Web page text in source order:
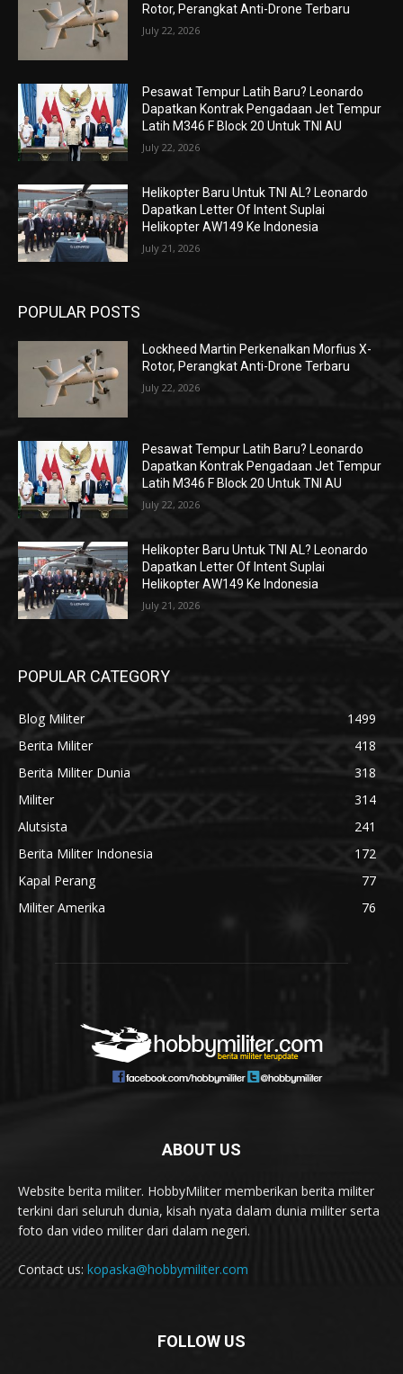
Rotor, Perangkat Anti-Drone Terbaru
July 22, 2026
Pesawat Tempur Latih Baru? Leonardo
Dapatkan Kontrak Pengadaan Jet Tempur
Latih M346 F Block 20 Untuk TNI AU
July 22, 2026
Helikopter Baru Untuk TNI AL? Leonardo
Dapatkan Letter Of Intent Suplai
Helikopter AW149 Ke Indonesia
July 21, 2026
POPULAR POSTS
Lockheed Martin Perkenalkan Morfius X-
Rotor, Perangkat Anti-Drone Terbaru
July 22, 2026
Pesawat Tempur Latih Baru? Leonardo
Dapatkan Kontrak Pengadaan Jet Tempur
Latih M346 F Block 20 Untuk TNI AU
July 22, 2026
Helikopter Baru Untuk TNI AL? Leonardo
Dapatkan Letter Of Intent Suplai
Helikopter AW149 Ke Indonesia
July 21, 2026
POPULAR CATEGORY
Blog Militer
1499
Berita Militer
418
Berita Militer Dunia
318
Militer
314
Alutsista
241
Berita Militer Indonesia
172
Kapal Perang
77
Militer Amerika
76
ABOUT US
Website berita militer. HobbyMiliter memberikan berita militer
terkini dari seluruh dunia, kisah nyata dalam dunia militer serta
foto dan video militer dari dalam negeri.
Contact us: kopaska@hobbymiliter.com
FOLLOW US